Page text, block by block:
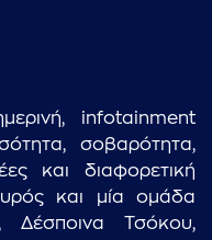
infotainment
σοβαρότητα,
και διαφορετική
και μία ομάδα
Δέσποινα Τσόκου,